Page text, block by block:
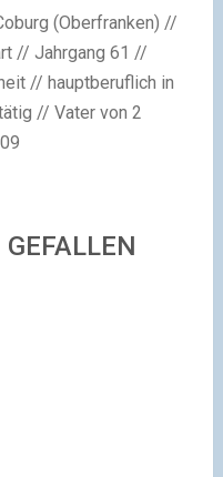
(Oberfranken) //
// Jahrgang 61 //
// hauptberuflich in
// Vater von 2